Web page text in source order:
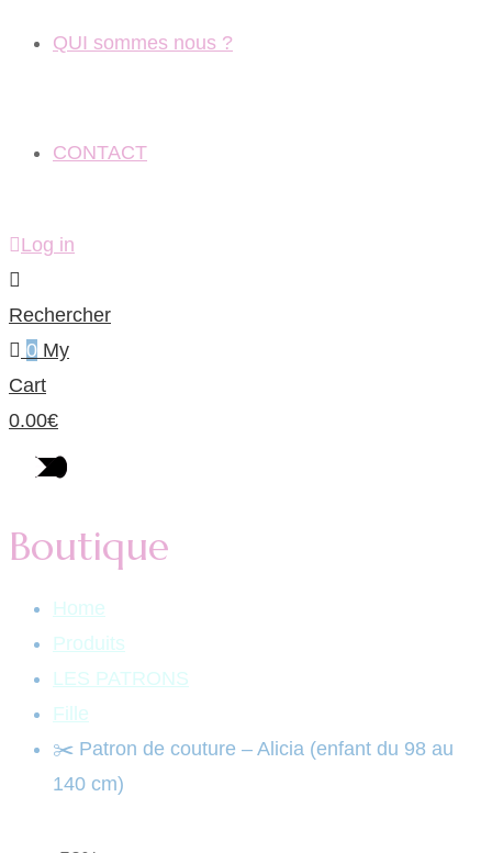
QUI sommes nous ?
CONTACT
Log in
Rechercher
0 My
Cart
0.00€
Boutique
Home
Produits
LES PATRONS
Fille
✂️ Patron de couture – Alicia (enfant du 98 au
140 cm)